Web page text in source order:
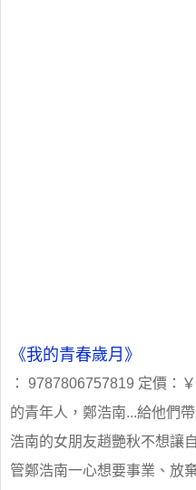
《我的青春歲月》
： 9787806757819 定價：
的青年人，鄭浩南...給他們
浩南的女朋友趙艷秋不想讓
管鄭浩南一心想要事業、放